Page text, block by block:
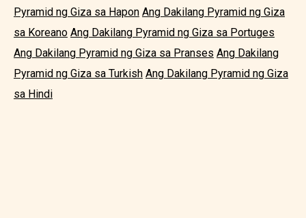
Pyramid ng Giza sa Hapon Ang Dakilang Pyramid ng Giza
sa Koreano Ang Dakilang Pyramid ng Giza sa Portuges
Ang Dakilang Pyramid ng Giza sa Pranses Ang Dakilang
Pyramid ng Giza sa Turkish Ang Dakilang Pyramid ng Giza
sa Hindi